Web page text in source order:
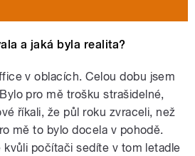
a jaká byla realita?
v oblacích. Celou dobu jsem
pro mě trošku strašidelné,
říkali, že půl roku zvraceli, než
mě to bylo docela v pohodě.
kvůli počítači sedíte v tom letadle